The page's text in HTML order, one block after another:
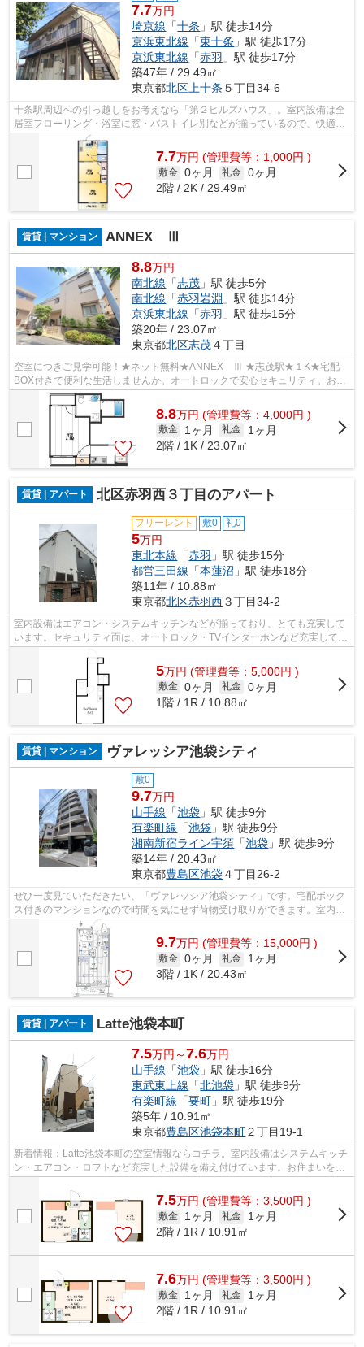
7.7万円
埼京線 「十条 」駅 徒歩14分
京浜東北線 「東十条 」駅 徒歩17分
京浜東北線 「赤羽 」駅 徒歩17分
築47年 / 29.49㎡
東京都北区 上十条 ５丁目34-6
十条駅周辺への引っ越しをお考えなら「第２ヒルズハウス」。室内設備は全
居室フローリング・浴室に窓・バストイレ別などが揃っているので、快適に
過ごしやすいお部屋になります。こち...
7.7万円 (管理費等：1,000円 )
敷金 0ヶ月 礼金 0ヶ月
2階 / 2K / 29.49㎡
賃貸 | マンション ANNEX Ⅲ
8.8万円
南北線 「志茂 」駅 徒歩5分
南北線 「赤羽岩淵 」駅 徒歩14分
京浜東北線 「赤羽 」駅 徒歩15分
築20年 / 23.07㎡
東京都北区志茂４丁目
空室につきご見学可能！★ネット無料★ANNEX Ⅲ ★志茂駅★１K★宅配
BOX付きで便利な生活しませんか。オートロックで安心セキュリティ。お買
い物施設充実で生活便利！バストイレ別で快適生活♪
8.8万円 (管理費等：4,000円 )
敷金 1ヶ月 礼金
1ヶ月
2階 / 1K / 23.07㎡
賃貸 | アパート 北区赤羽西３丁目のアパート
フリーレント 敷0 礼0
5万円
東北本線 「赤羽 」駅 徒歩15分
都営三田線 「本蓮沼 」駅 徒歩18分
築11年 / 10.88㎡
東京都北区赤羽西３丁目34-2
室内設備はエアコン・システムキッチンなどが揃っており、とても充実して
います。セキュリティ面は、オートロック・TVインターホンなど充実してい
5万円 (管理費等：5,000円 )
敷金 0ヶ月 礼金 0ヶ月
1階 / 1R / 10.88㎡
賃貸 | マンション ヴァレッシア池袋シティ
敷0
9.7万円
山手線 「池袋 」駅 徒歩9分
有楽町線 「池袋 」駅 徒歩9分
湘南新宿ライン宇須 「池袋 」駅 徒歩9分
築14年 / 20.43㎡
東京都豊島区池袋４丁目26-2
ぜひ一度見ていただきたい、「ヴァレッシア池袋シティ」です。宅配ボック
ス付きのマンションなので時間を気にせず荷物受け取りができます。室内設
備は洗面所独立・浴室乾燥機などが揃...
9.7万円 (管理費等：15,000円 )
敷金 0ヶ月 礼金
1ヶ月
3階 / 1K / 20.43㎡
賃貸 | アパート Latte池袋本町
7.5万円～7.6万円
山手線 「池袋 」駅 徒歩16分
東武東上線 「北池袋 」駅 徒歩9分
有楽町線 「要町 」駅 徒歩19分
築5年 / 10.91㎡
東京都豊島区池袋本町２丁目19-1
新着情報：Latte池袋本町の空室情報ならコチラ。室内設備はシステムキッチ
ン・エアコン・ロフトなど充実した設備を備え付けています。お住まいをお
探しなら、7.5万円の物件はいかがで...
7.5万円 (管理費等：3,500円 )
敷金 1ヶ月 礼金
1ヶ月
2階 / 1R / 10.91㎡
7.6万円 (管理費等：3,500円 )
敷金 1ヶ月 礼金
1ヶ月
2階 / 1R / 10.91㎡